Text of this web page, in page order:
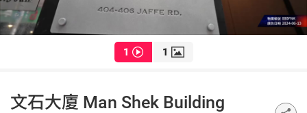
1 1
文石大廈 Man Shek Building